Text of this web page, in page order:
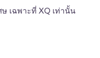
เฉพาะที่ XQ เท่านั้น